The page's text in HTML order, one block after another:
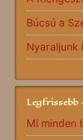
Búcsú a
Nyaraljunk
Legfrissebb
Mi minden